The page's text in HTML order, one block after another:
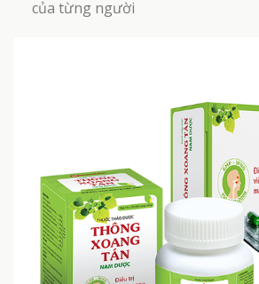
của từng người